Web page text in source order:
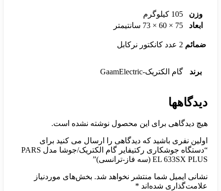
وزن
105 کیلوگرم
ابعاد
75 × 60 × 73 سانتیمتر
ضمائم 2 عدد کانکتور نرکابل
برند گام الکتریک-GaamElectric
دیدگاهها
هیچ دیدگاهی برای این محصول نوشته نشده است.
اولین نفری باشید که دیدگاهی را ارسال می کنید برای
“دستگاه جوشکاری رکتیفایر گام الکتریک/جوشا مدل PARS
EL 633SX PLUS (سه فاز-ترانسی)”
نشانی ایمیل شما منتشر نخواهد شد. بخش‌های موردنیاز
علامت‌گذاری شده‌اند *